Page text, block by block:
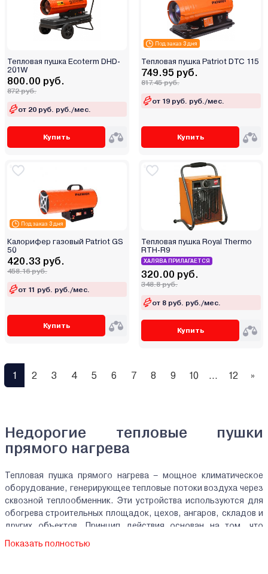
Тепловая пушка Ecoterm DHD-
201W
800.00 руб.
872 руб.
от 20 руб. руб./мес.
Купить
Под заказ 3 дня
Тепловая пушка Patriot DTC 115
749.95 руб.
817.45 руб.
от 19 руб. руб./мес.
Купить
Под заказ 3 дня
Калорифер газовый Patriot GS
50
420.33 руб.
458.16 руб.
от 11 руб. руб./мес.
Купить
Тепловая пушка Royal Thermo
RTH-R9
ХАЛЯВА ПРИЛАГАЕТСЯ
320.00 руб.
348.8 руб.
от 8 руб. руб./мес.
Купить
1 2 3 4 5 6 7 8 9 10 ... 12 »
Недорогие тепловые пушки
прямого нагрева
Тепловая пушка прямого нагрева – мощное климатическое
оборудование, генерирующее тепловые потоки воздуха через
сквозной теплообменник. Эти устройства используются для
обогрева строительных площадок, цехов, ангаров, складов и
других объектов. Принцип действия основан на том, что
нагнетаемый вентилятором воздух, проходит через
Показать полностью